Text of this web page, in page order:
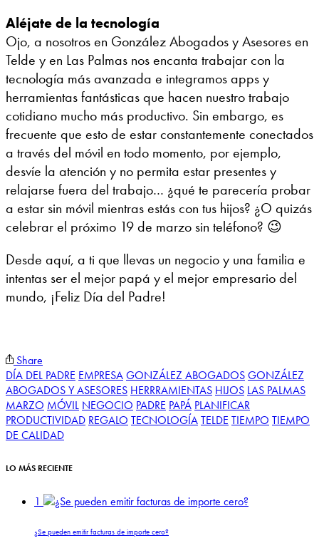
Aléjate de la tecnología
Ojo, a nosotros en González Abogados y Asesores en
Telde y en Las Palmas nos encanta trabajar con la
tecnología más avanzada e integramos apps y
herramientas fantásticas que hacen nuestro trabajo
cotidiano mucho más productivo. Sin embargo, es
frecuente que esto de estar constantemente conectados
a través del móvil en todo momento, por ejemplo,
desvíe la atención y no permita estar presentes y
relajarse fuera del trabajo… ¿qué te parecería probar
a estar sin móvil mientras estás con tus hijos? ¿O quizás
celebrar el próximo 19 de marzo sin teléfono? 😉
Desde aquí, a ti que llevas un negocio y una familia e
intentas ser el mejor papá y el mejor empresario del
mundo, ¡Feliz Día del Padre!
Share
DÍA DEL PADRE EMPRESAGONZÁLEZ ABOGADOSGONZÁLEZ
ABOGADOS Y ASESORES HERRRAMIENTAS HIJOS LAS PALMAS
MARZO MÓVIL NEGOCIO PADRE PAPÁ PLANIFICAR
PRODUCTIVIDAD REGALO TECNOLOGÍATELDE TIEMPO TIEMPO
DE CALIDAD
LO MÁS RECIENTE
1
¿Se pueden emitir facturas de importe cero?